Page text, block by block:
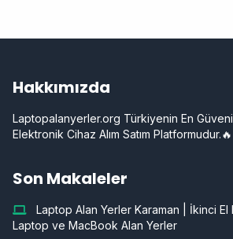
Hakkımızda
Laptopalanyerler.org Türkiyenin En
Elektronik Cihaz Alım Satım Platformudur.🔥
Son Makaleler
Laptop Alan Yerler Karaman | İkinci El
Laptop ve MacBook Alan Yerler